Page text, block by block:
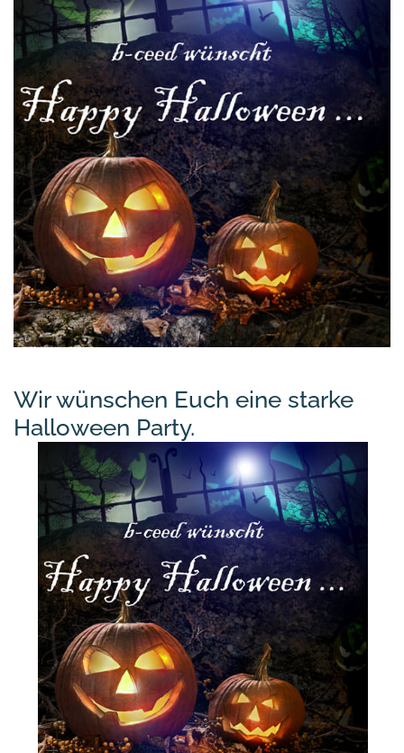
Wir wünschen Euch eine starke
Halloween Party.